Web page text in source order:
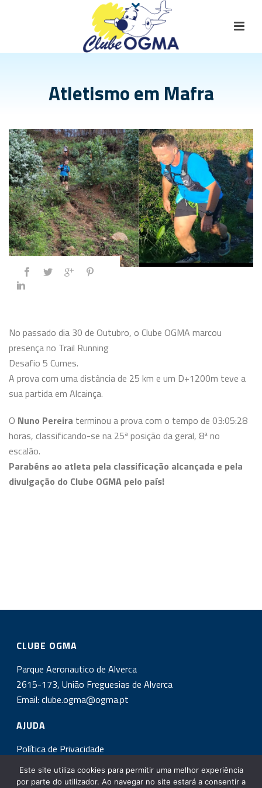
Atletismo em Mafra
No passado dia 30 de Outubro, o Clube OGMA marcou
presença no Trail Running
Desafio 5 Cumes.
A prova com uma distância de 25 km e um D+1200m teve a
sua partida em Alcainça.
O Nuno Pereira terminou a prova com o tempo de 03:05:28
horas, classificando-se na 25ª posição da geral, 8ª no
escalão.
Parabéns ao atleta pela classificação alcançada e pela
divulgação do Clube OGMA pelo país!
CLUBE OGMA
Parque Aeronautico de Alverca
2615-173, União Freguesias de Alverca
Email:clube.ogma@ogma.pt
AJUDA
Política de Privacidade
INSCREVA-SE NA NOSSA NEWSLETTER!
Este site utiliza cookies para permitir uma melhor experiência
por parte do utilizador. Ao navegar no site estará a consentir a